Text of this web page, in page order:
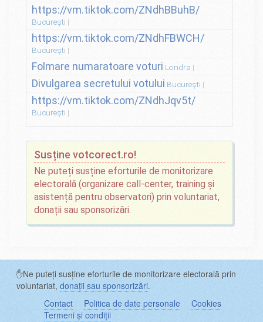
https://vm.tiktok.com/ZNdhBBuhB/
București
https://vm.tiktok.com/ZNdhFBWCH/
București
Folmare numaratoare voturi Londra
Divulgarea secretului votului București
https://vm.tiktok.com/ZNdhJqv5t/
București
Susține votcorect.ro!
Ne puteți susține eforturile de monitorizare
electorală (organizare call-center, training și
asistență pentru observatori) prin voluntariat,
donații sau sponsorizări.
✋Ne puteți susține eforturile de monitorizare electorală prin
voluntariat, donații sau sponsorizări.
Contact
Politica de date personale
Cookies
Termeni și condiții